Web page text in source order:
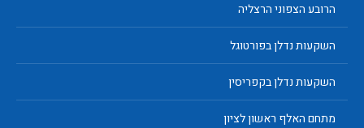
הרובע הצפוני הרצליה
השקעות נדלן בפורטוגל
השקעות נדלן בקפריסין
מתחם האלף ראשון לציון